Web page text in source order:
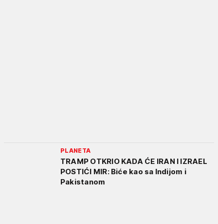
PLANETA
TRAMP OTKRIO KADA ĆE IRAN I IZRAEL
POSTIĆI MIR: Biće kao sa Indijom i
Pakistanom